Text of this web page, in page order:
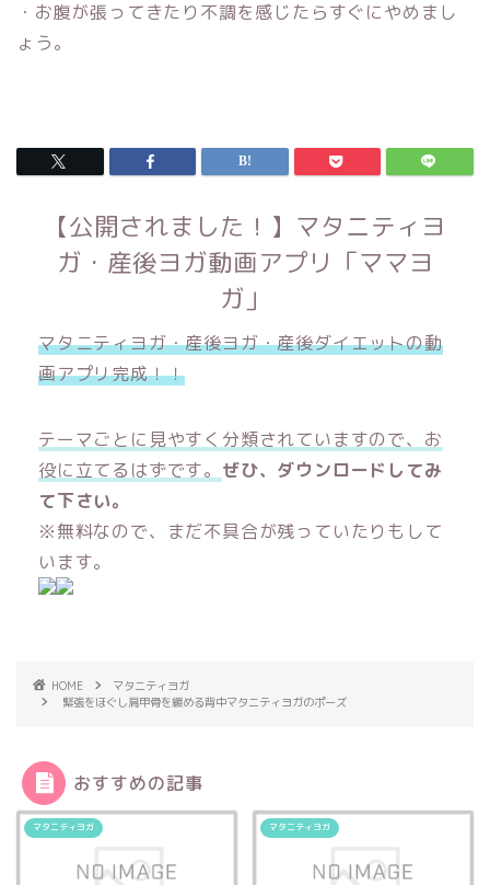
・お腹が張ってきたり不調を感じたらすぐにやめまし
ょう。
【公開されました！】マタニティヨ
ガ・産後ヨガ動画アプリ「ママヨ
ガ」
マタニティヨガ・産後ヨガ・産後ダイエットの動
画アプリ完成！！
テーマごとに見やすく分類されていますので、お
役に立てるはずです。 ぜひ、ダウンロードしてみ
て下さい。
※無料なので、まだ不具合が残っていたりもして
います。
HOME
マタニティヨガ
緊張をほぐし肩甲骨を緩める背中マタニティヨガのポーズ
おすすめの記事
マタニティヨガ マタニティヨガ